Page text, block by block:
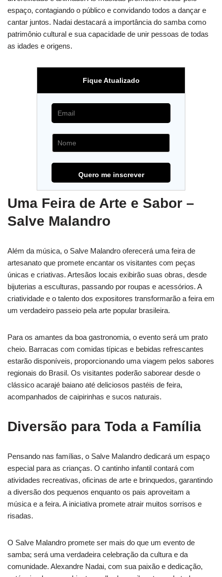
espaço, contagiando o público e convidando todos a dançar e
cantar juntos. Nadai destacará a importância do samba como
patrimônio cultural e sua capacidade de unir pessoas de todas
as idades e origens.
Fique Atualizado
Uma Feira de Arte e Sabor –
Salve Malandro
Além da música, o Salve Malandro oferecerá uma feira de
artesanato que promete encantar os visitantes com peças
únicas e criativas. Artesãos locais exibirão suas obras, desde
bijuterias a esculturas, passando por roupas e acessórios. A
criatividade e o talento dos expositores transformarão a feira em
um verdadeiro passeio pela arte popular brasileira.
Para os amantes da boa gastronomia, o evento será um prato
cheio. Barracas com comidas típicas e bebidas refrescantes
estarão disponíveis, proporcionando uma viagem pelos sabores
regionais do Brasil. Os visitantes poderão saborear desde o
clássico acarajé baiano até deliciosos pastéis de feira,
acompanhados de caipirinhas e sucos naturais.
Diversão para Toda a Família
Pensando nas famílias, o Salve Malandro dedicará um espaço
especial para as crianças. O cantinho infantil contará com
atividades recreativas, oficinas de arte e brinquedos, garantindo
a diversão dos pequenos enquanto os pais aproveitam a
música e a feira. A iniciativa promete atrair muitos sorrisos e
risadas.
O Salve Malandro promete ser mais do que um evento de
samba; será uma verdadeira celebração da cultura e da
comunidade. Alexandre Nadai, com sua paixão e dedicação,